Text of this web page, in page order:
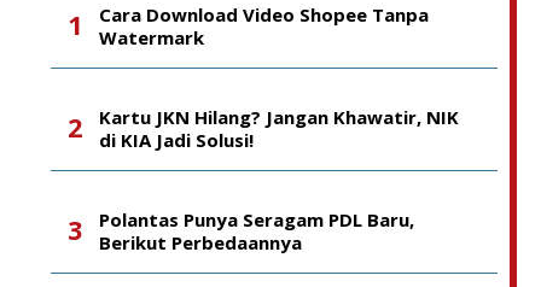
Cara Download Video Shopee Tanpa
Watermark
Kartu JKN Hilang? Jangan Khawatir, NIK
di KIA Jadi Solusi!
Polantas Punya Seragam PDL Baru,
Berikut Perbedaannya